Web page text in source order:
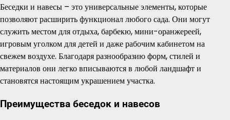
Беседки и навесы – это универсальные элементы, которые
позволяют расширить функционал любого сада. Они могут
служить местом для отдыха, барбекю, мини-оранжереей,
игровым уголком для детей и даже рабочим кабинетом на
свежем воздухе. Благодаря разнообразию форм, стилей и
материалов они легко вписываются в любой ландшафт и
становятся настоящим украшением участка.
Преимущества беседок и навесов